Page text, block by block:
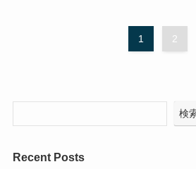
1 2
検
Recent Posts